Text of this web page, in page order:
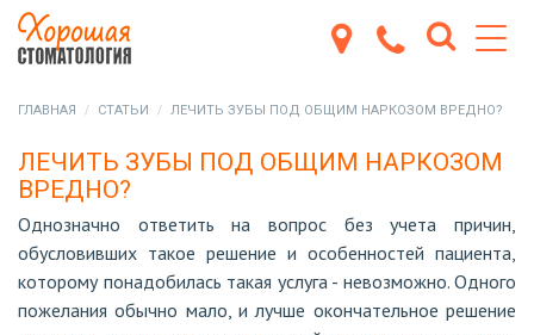
ГЛАВНАЯ СТАТЬИ ЛЕЧИТЬ ЗУБЫ ПОД ОБЩИМ НАРКОЗОМ ВРЕДНО?
ЛЕЧИТЬ ЗУБЫ ПОД ОБЩИМ НАРКОЗОМ
ВРЕДНО?
Однозначно ответить на вопрос без учета причин,
обусловивших такое решение и особенностей пациента,
которому понадобилась такая услуга - невозможно. Одного
пожелания обычно мало, и лучше окончательное решение